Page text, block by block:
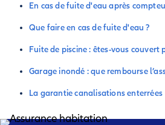
En cas de fuite d'eau après
Que faire en cas de fuite d'eau ?
Fuite de piscine : êtes-vous couvert
Garage inondé : que rembourse
La garantie canalisations enterrées